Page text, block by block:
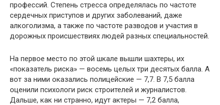
профессий. Степень стресса определялась по частоте
сердечных приступов и других заболеваний, даже
алкоголизма, а также по частоте разводов и участия в
дорожных происшествиях людей разных специальностей.
На первое место по этой шкале вышли шахтеры, их
«показатель риска» — восемь целых три десятых балла. А
вот за ними оказались полицейские — 7,7. В 7,5 балла
оценили психологи риск строителей и журналистов.
Дальше, как ни странно, идут актеры — 7,2 балла,